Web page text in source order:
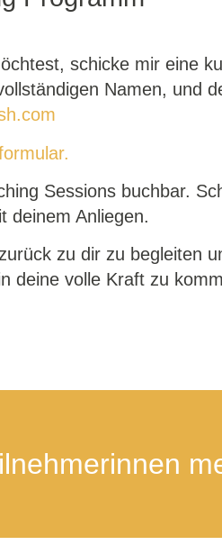
schicke mir eine
Namen, und
Sessions buchbar.
deinem Anliegen.
zu dir zu begleiten
deine volle Kraft zu